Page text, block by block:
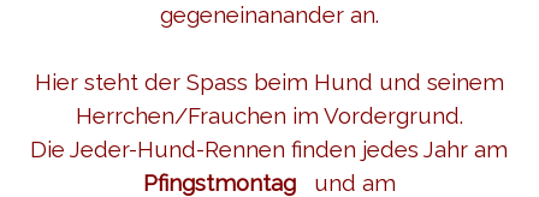
gegeneinanander an.
Hier steht der Spass beim Hund und seinem
Herrchen/Frauchen im Vordergrund.
Die Jeder-Hund-Rennen finden jedes Jahr am
Pfingstmontagund am